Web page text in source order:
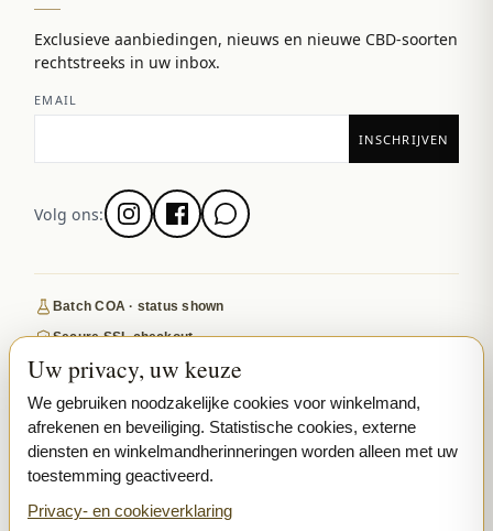
Exclusieve aanbiedingen, nieuws en nieuwe CBD-soorten
rechtstreeks in uw inbox.
EMAIL
Volg ons:
Batch COA · status shown
Secure SSL checkout
Discreet, tracked EU delivery
Premium indoor · COA where published
Google-reviewed
SECURE PAYMENTS
₿ BITCOIN
Uw privacy, uw keuze
We gebruiken noodzakelijke cookies voor winkelmand,
afrekenen en beveiliging. Statistische cookies, externe
diensten en winkelmandherinneringen worden alleen met uw
toestemming geactiveerd.
Privacy- en cookieverklaring